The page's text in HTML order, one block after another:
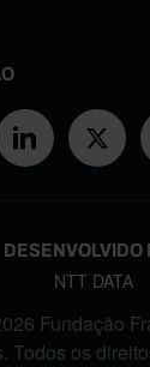
DESENVOLVIDO
NTT DATA
Fundação
Todos os